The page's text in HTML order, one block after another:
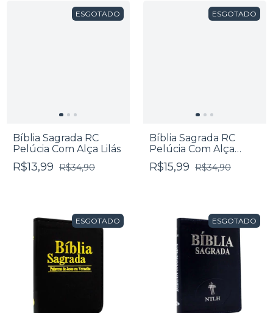
ESGOTADO
Bíblia Sagrada RC
Pelúcia Com Alça Lilás
R$13,99 R$34,90
ESGOTADO
Bíblia Sagrada RC
Pelúcia Com Alça
Roxa
R$15,99 R$34,90
ESGOTADO ESGOTADO